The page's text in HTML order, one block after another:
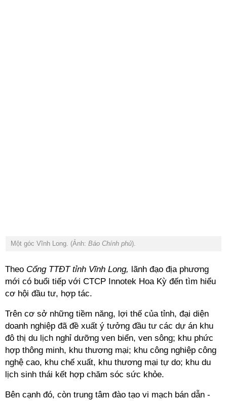
Một góc Vĩnh Long. (Ảnh: Báo Chính phủ).
Theo Cổng TTĐT tỉnh Vĩnh Long, lãnh đạo địa phương
mới có buổi tiếp với CTCP Innotek Hoa Kỳ đến tìm hiểu
cơ hội đầu tư, hợp tác.
Trên cơ sở những tiềm năng, lợi thế của tỉnh, đại diện
doanh nghiệp đã đề xuất ý tưởng đầu tư các dự án khu
đô thị du lịch nghỉ dưỡng ven biển, ven sông; khu phức
hợp thông minh, khu thương mại; khu công nghiệp công
nghệ cao, khu chế xuất, khu thương mại tự do; khu du
lịch sinh thái kết hợp chăm sóc sức khỏe.
Bên cạnh đó, còn trung tâm đào tạo vi mạch bán dẫn -